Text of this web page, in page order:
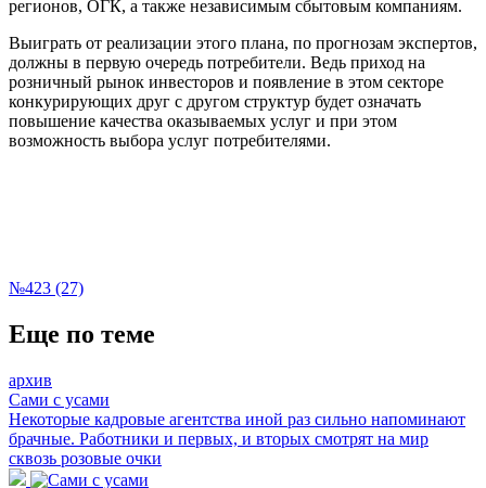
регионов, ОГК, а также независимым сбытовым компаниям.
Выиграть от реализации этого плана, по прогнозам экспертов,
должны в первую очередь потребители. Ведь приход на
розничный рынок инвесторов и появление в этом секторе
конкурирующих друг с другом структур будет означать
повышение качества оказываемых услуг и при этом
возможность выбора услуг потребителями.
№423 (27)
Еще по теме
архив
Сами с усами
Некоторые кадровые агентства иной раз сильно напоминают
брачные. Работники и первых, и вторых смотрят на мир
сквозь розовые очки